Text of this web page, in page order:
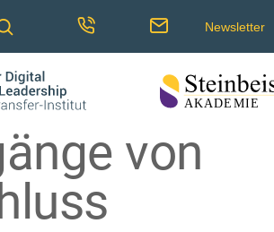
Newsletter
von